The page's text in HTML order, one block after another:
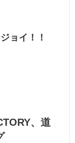
ョイ！！
、道